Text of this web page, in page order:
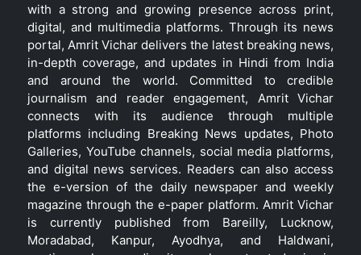
with a strong and growing presence across print,
digital, and multimedia platforms. Through its news
portal, Amrit Vichar delivers the latest breaking news,
in-depth coverage, and updates in Hindi from India
and around the world. Committed to credible
journalism and reader engagement, Amrit Vichar
connects with its audience through multiple
platforms including Breaking News updates, Photo
Galleries, YouTube channels, social media platforms,
and digital news services. Readers can also access
the e-version of the daily newspaper and weekly
magazine through the e-paper platform. Amrit Vichar
is currently published from Bareilly, Lucknow,
Moradabad, Kanpur, Ayodhya, and Haldwani,